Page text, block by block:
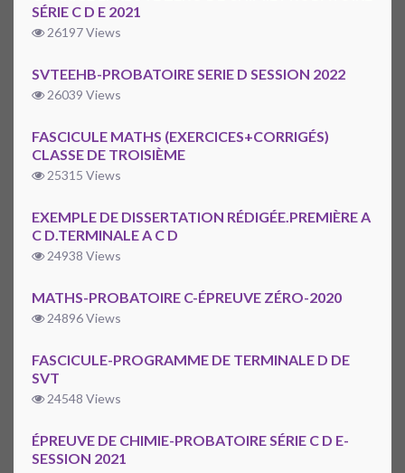
SÉRIE C D E 2021
26197 Views
SVTEEHB-PROBATOIRE SERIE D SESSION 2022
26039 Views
FASCICULE MATHS (EXERCICES+CORRIGÉS)
CLASSE DE TROISIÈME
25315 Views
EXEMPLE DE DISSERTATION RÉDIGÉE.PREMIÈRE A
C D.TERMINALE A C D
24938 Views
MATHS-PROBATOIRE C-ÉPREUVE ZÉRO-2020
24896 Views
FASCICULE-PROGRAMME DE TERMINALE D DE
SVT
24548 Views
ÉPREUVE DE CHIMIE-PROBATOIRE SÉRIE C D E-
SESSION 2021